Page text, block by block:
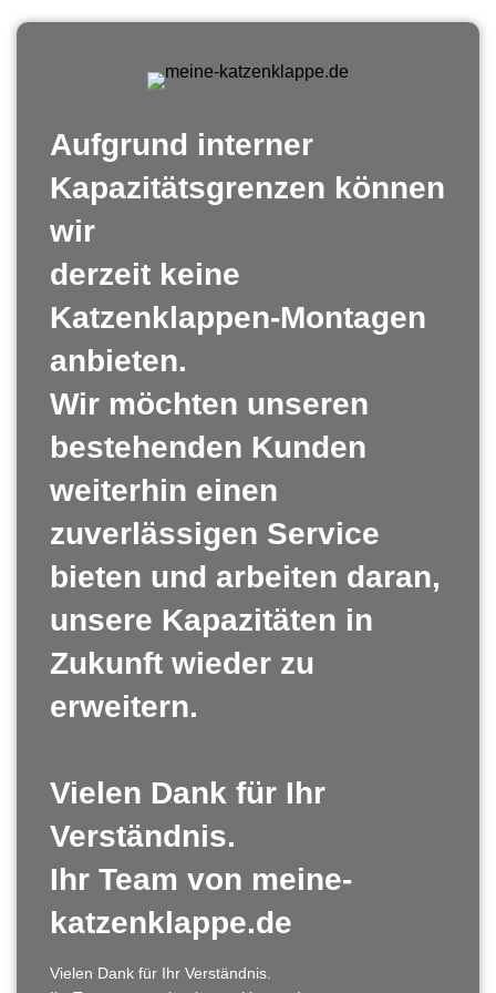
Aufgrund interner
Kapazitätsgrenzen können
wir
derzeit keine
Katzenklappen-Montagen
anbieten.
Wir möchten unseren
bestehenden Kunden
weiterhin einen
zuverlässigen Service
bieten und arbeiten daran,
unsere Kapazitäten in
Zukunft wieder zu
erweitern.
Vielen Dank für Ihr
Verständnis.
Ihr Team von meine-
katzenklappe.de
Vielen Dank für Ihr Verständnis.